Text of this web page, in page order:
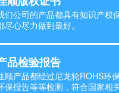
们公司的产品都具有知识产权
尽心尽力做到最好。
品检验报告
顺产品都经过尼龙轮ROHS环
保报告等等检测，符合国家相